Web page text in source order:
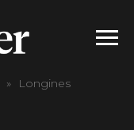
Longines